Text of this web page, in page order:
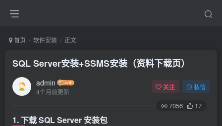
首页 软件安装 正文
SQL Server安装+SSMS安装（资料下载页）
admin
4个月前更新
关注 私信
7056 17
1. 下载 SQL Server 安装包